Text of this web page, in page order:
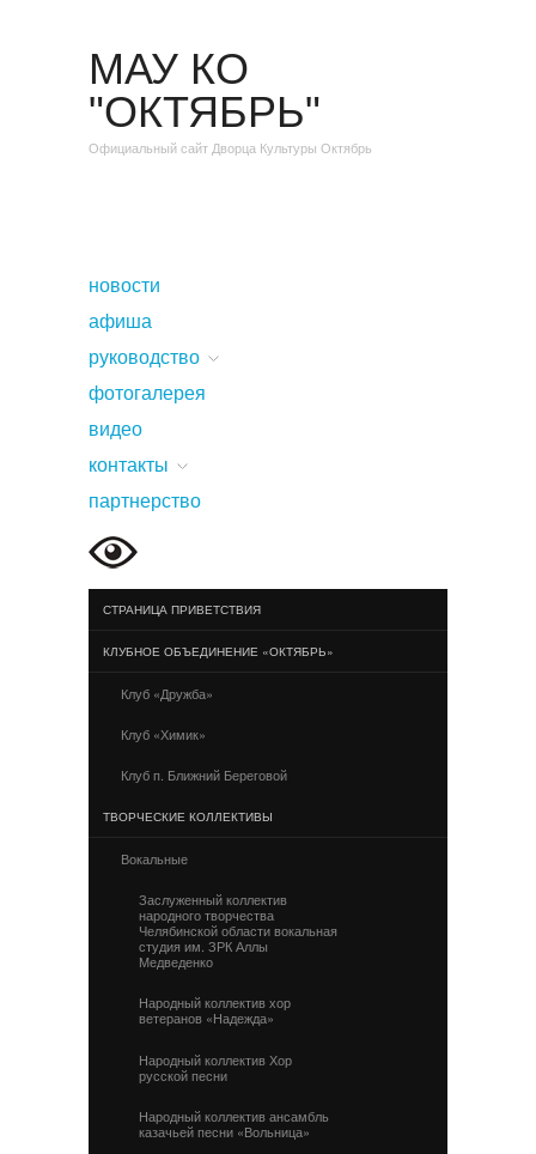
МАУ КО
"ОКТЯБРЬ"
Официальный сайт Дворца Культуры Октябрь
новости
афиша
руководство
фотогалерея
видео
контакты
партнерство
СТРАНИЦА ПРИВЕТСТВИЯ
КЛУБНОЕ ОБЪЕДИНЕНИЕ «ОКТЯБРЬ»
Клуб «Дружба»
Клуб «Химик»
Клуб п. Ближний Береговой
ТВОРЧЕСКИЕ КОЛЛЕКТИВЫ
Вокальные
Заслуженный коллектив
народного творчества
Челябинской области вокальная
студия им. ЗРК Аллы
Медведенко
Народный коллектив хор
ветеранов «Надежда»
Народный коллектив Хор
русской песни
Народный коллектив ансамбль
казачьей песни «Вольница»